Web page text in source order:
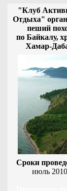
"Клуб
Отдыха"
пеший
по Байкалу,
Хамар-
Сроки
июль 2010